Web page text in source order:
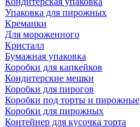
Упаковка для пирожных
Креманки
Для мороженного
Кристалл
Бумажная упаковка
Коробки для капкейков
Кондитерские мешки
Коробки для пирогов
Коробки под торты и пирожные
Коробки для пирожных
Контейнер для кусочка торта